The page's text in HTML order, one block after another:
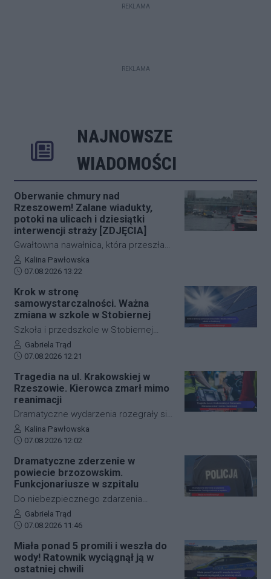
REKLAMA
REKLAMA
NAJNOWSZE
WIADOMOŚCI
Oberwanie chmury nad
Rzeszowem! Zalane wiadukty,
potoki na ulicach i dziesiątki
interwencji straży [ZDJĘCIA]
Gwałtowna nawałnica, która przeszła
nad Rzeszowem tuż po godzinie 12:00,
w kilka minut sparaliżowała ruch w
rwące potoki ulice, zalane wiadukty i
wybijające studzienki kanalizacyjne
odcięły od świata kluczowe arterie.
Podkarpaccy strażacy wyjeżdżali do
akcji już blisko 70 razy! Mamy dla Was
Autor artykułu:
Kalina Pawłowska
Data dodania artykułu:
07.08.2026 13:22
Krok w stronę
samowystarczalności. Ważna
zmiana w szkole w Stobiernej
Szkoła i przedszkole w Stobiernej
przejdą technologiczną transformację,
która znacząco wpłynie na budżet
Trzebownisko oficjalnie
przypieczętowała umowę z wykonawcą
na realizację nowoczesnego systemu
zasilania. Dzięki nowej inwestycji
placówka nie tylko ograniczy pobór
bezpieczeństwo energetyczne.
Autor artykułu:
Gabriela Trąd
Data dodania artykułu:
07.08.2026 12:21
Tragedia na ul. Krakowskiej w
Rzeszowie. Kierowca zmarł mimo
reanimacji
Dramatyczne wydarzenia rozegrały się
w piątkowy poranek na jednej z
najważniejszych arterii
samochodu osobowego
prawdopodobnie doznał nagłego
zatrzymania krążenia w trakcie jazdy.
Mimo błyskawicznej reakcji patroli
policji, strażaków oraz ratowników
mężczyzny nie udało się uratować.
Autor artykułu:
Kalina Pawłowska
Data dodania artykułu:
07.08.2026 12:02
Dramatyczne zderzenie w
powiecie brzozowskim.
Funkcjonariusze w szpitalu
Do niebezpiecznego zdarzenia
drogowego doszło w piątek rano w
Starej Wsi (powiat brzozowski). W
wyniku najechania na tył radiowozu,
dwóch funkcjonariuszy policji
wymagało pomocy medycznej i
Autor artykułu:
Gabriela Trąd
Data dodania artykułu:
07.08.2026 11:46
Miała ponad 5 promili i weszła do
wody! Ratownik wyciągnął ją w
ostatniej chwili